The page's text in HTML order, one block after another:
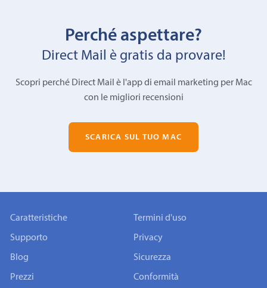
Perché aspettare?
Direct Mail è gratis da provare!
Scopri perché Direct Mail è l'app di email marketing per Mac
con le migliori recensioni
SCARICA SUL TUO MAC
Caratteristiche
Supporto
Blog
Prezzi
Termini d'uso
Privacy
Sicurezza
Conformità